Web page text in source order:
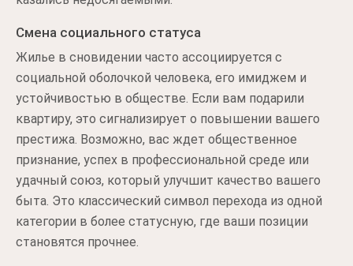
Смена социального статуса
Жилье в сновидении часто ассоциируется с
социальной оболочкой человека, его имиджем и
устойчивостью в обществе. Если вам подарили
квартиру, это сигнализирует о повышении вашего
престижа. Возможно, вас ждет общественное
признание, успех в профессиональной среде или
удачный союз, который улучшит качество вашего
быта. Это классический символ перехода из одной
категории в более статусную, где ваши позиции
становятся прочнее.